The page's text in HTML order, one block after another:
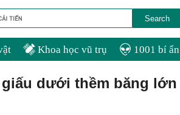
Khoa học vũ trụ 1001 bí ẩn
dưới thềm băng lớn